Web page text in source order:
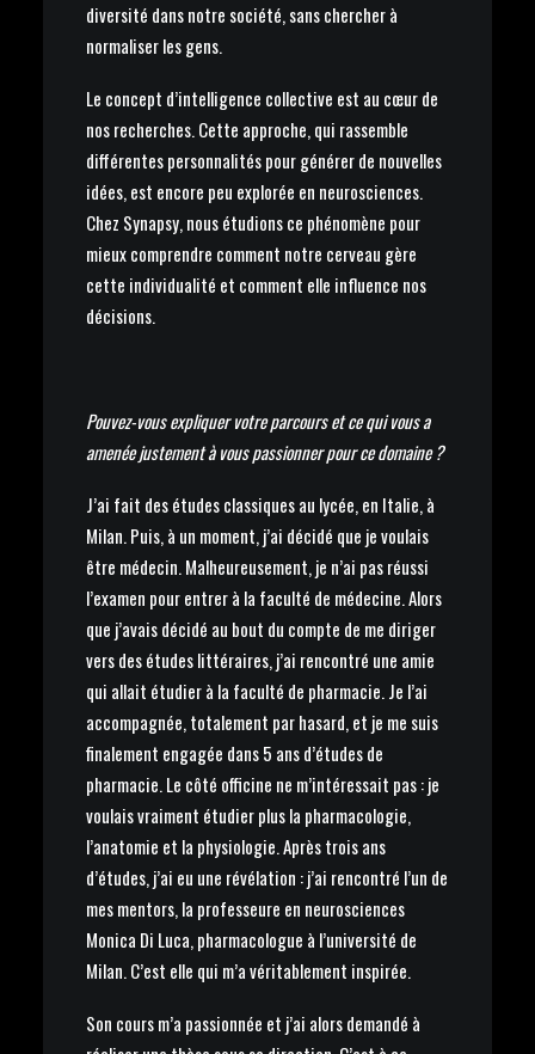
diversité dans notre société, sans chercher à
normaliser les gens.
Le concept d’intelligence collective est au cœur de
nos recherches. Cette approche, qui rassemble
différentes personnalités pour générer de nouvelles
idées, est encore peu explorée en neurosciences.
Chez Synapsy, nous étudions ce phénomène pour
mieux comprendre comment notre cerveau gère
cette individualité et comment elle influence nos
décisions.
Pouvez-vous expliquer votre parcours et ce qui vous a
amenée justement à vous passionner pour ce domaine ?
J’ai fait des études classiques au lycée, en Italie, à
Milan. Puis, à un moment, j’ai décidé que je voulais
être médecin. Malheureusement, je n’ai pas réussi
l’examen pour entrer à la faculté de médecine. Alors
que j’avais décidé au bout du compte de me diriger
vers des études littéraires, j’ai rencontré une amie
qui allait étudier à la faculté de pharmacie. Je l’ai
accompagnée, totalement par hasard, et je me suis
finalement engagée dans 5 ans d’études de
pharmacie. Le côté officine ne m’intéressait pas : je
voulais vraiment étudier plus la pharmacologie,
l’anatomie et la physiologie. Après trois ans
d’études, j’ai eu une révélation : j’ai rencontré l’un de
mes mentors, la professeure en neurosciences
Monica Di Luca, pharmacologue à l’université de
Milan. C’est elle qui m’a véritablement inspirée.
Son cours m’a passionnée et j’ai alors demandé à